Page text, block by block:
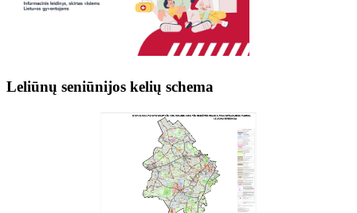
Leliūnų seniūnijos kelių schema